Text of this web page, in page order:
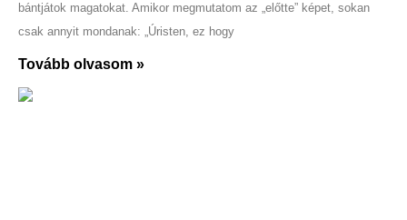
bántjátok magatokat. Amikor megmutatom az „előtte” képet, sokan
csak annyit mondanak: „Úristen, ez hogy
Tovább olvasom »